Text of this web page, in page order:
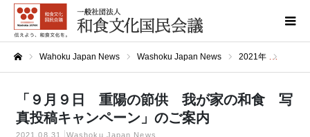
Wahoku Japan News Washoku Japan News 2021年
「９月９日 重陽の節供 我が家の和食 写
真投稿キャンペーン」のご案内
2021.08.31 Washoku Japan News